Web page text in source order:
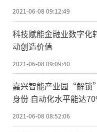
2021-06-08 09:12:49
科技赋能金融业数字化
动创造价值
2021-06-08 09:09:40
嘉兴智能产业园“解锁
身份 自动化水平能达
2021-06-08 08:52:06